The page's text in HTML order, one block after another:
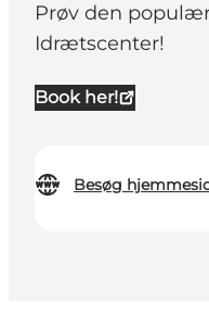
Prøv den
Idrætscenter!
Book her!
Besøg